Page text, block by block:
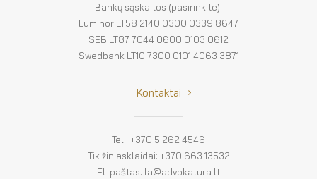
Bankų sąskaitos (pasirinkite):
Luminor LT58 2140 0300 0339 8647
SEB LT87 7044 0600 0103 0612
Swedbank LT10 7300 0101 4063 3871
Kontaktai
Tel.: +370 5 262 4546
Tik žiniasklaidai: +370 663 13532
El. paštas: la@advokatura.lt